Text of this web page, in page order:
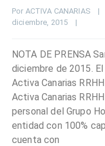
Por ACTIVA CANARIAS |
diciembre, 2015 |
NOTA DE PRENSA
diciembre de 2015.
Activa Canarias
Activa Canarias
personal del Grupo
entidad con 100%
cuenta con